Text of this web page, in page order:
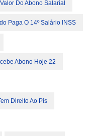
Do Abono Salarial
Paga O 14º Salário INSS
Abono Hoje 22
Direito Ao Pis